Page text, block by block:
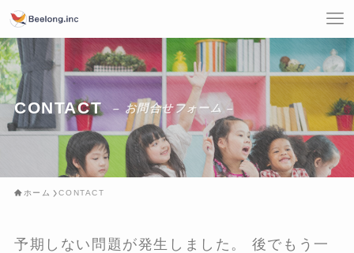
CONTACT – お問合せフォーム –
ホーム CONTACT
予期しない問題が発生しました。 後でもう一